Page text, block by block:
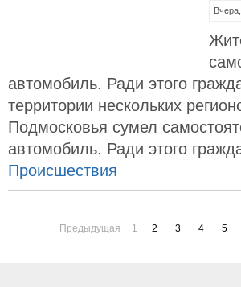
автомобиль. Ради этого
территории нескольких
Подмосковья сумел
автомобиль. Ради этого
Происшествия
Предыдущая 1 2 3 4 5